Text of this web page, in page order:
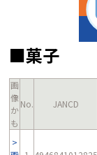
■菓子
画
像
か
も
No. JANCD